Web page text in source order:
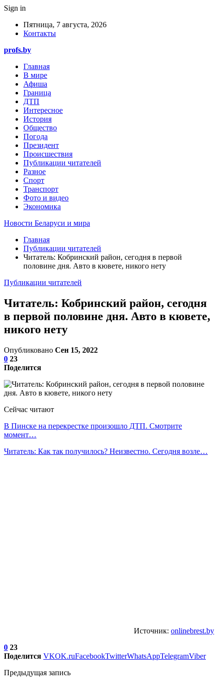
Sign in
Пятница, 7 августа, 2026
Контакты
profs.by
Главная
В мире
Афиша
Граница
ДТП
Интересное
История
Общество
Погода
Президент
Происшествия
Публикации читателей
Разное
Спорт
Транспорт
Фото и видео
Экономика
Новости Беларуси и мира
Главная
Публикации читателей
Читатель: Кобринский район, сегодня в первой
половине дня. Авто в кювете, никого нету
Публикации читателей
Читатель: Кобринский район, сегодня
в первой половине дня. Авто в кювете,
никого нету
Опубликовано Сен 15, 2022
0 23
Поделится
Сейчас читают
В Пинске на перекрестке произошло ДТП. Смотрите
момент…
Читатель: Как так получилось? Неизвестно. Сегодня возле…
Источник: onlinebrest.by
0 23
Поделится VKOK.ruFacebookTwitterWhatsAppTelegramViber
Предыдущая запись